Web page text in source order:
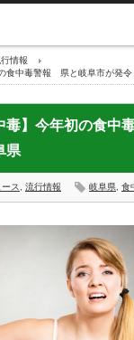
情報
食中毒警報 県と岐阜市が発
毒】今年初の食中
県
ス 流行情報 岐阜県 食